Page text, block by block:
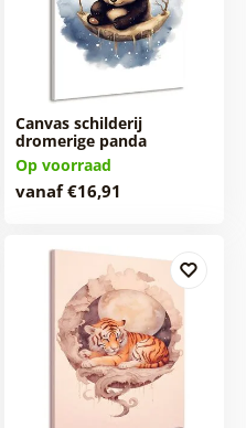
Canvas schilderij
dromerige panda
Op voorraad
vanaf €16,91